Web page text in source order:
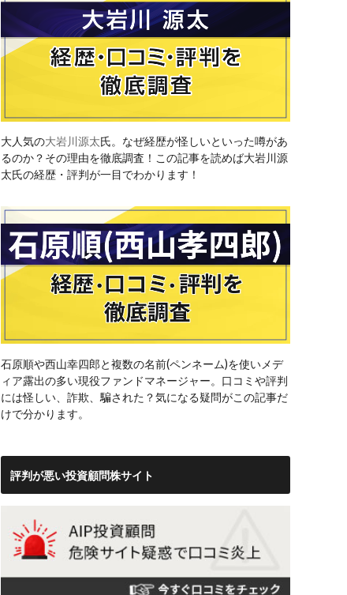
大人気の大岩川源太氏。なぜ経歴が怪しいといった噂があ
るのか？その理由を徹底調査！この記事を読めば大岩川源
太氏の経歴・評判が一目でわかります！
石原順や西山幸四郎と複数の名前(ペンネーム)を使いメデ
ィア露出の多い現役ファンドマネージャー。口コミや評判
には怪しい、詐欺、騙された？気になる疑問がこの記事だ
けで分かります。
評判が悪い投資顧問株サイト